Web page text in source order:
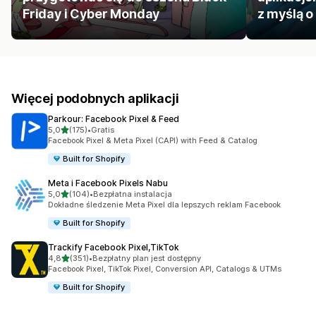
Friday i Cyber Monday
z myślą
Więcej podobnych aplikacji
Parkour: Facebook Pixel & Feed
5,0na 5 gwiazdek
(175)
Łączna liczba recenzji: 175
•Gratis
Facebook Pixel & Meta Pixel (CAPI) with Feed & Catalog
Built for Shopify
Meta i Facebook Pixels Nabu
5,0na 5 gwiazdek
(104)
Łączna liczba recenzji: 104
•Bezpłatna instalacja
Dokładne śledzenie Meta Pixel dla lepszych reklam Facebook
Built for Shopify
Trackify Facebook Pixel,TikTok
4,8na 5 gwiazdek
(351)
Łączna liczba recenzji: 351
•Bezpłatny plan jest dostępny
Facebook Pixel, TikTok Pixel, Conversion API, Catalogs & UTMs
Built for Shopify